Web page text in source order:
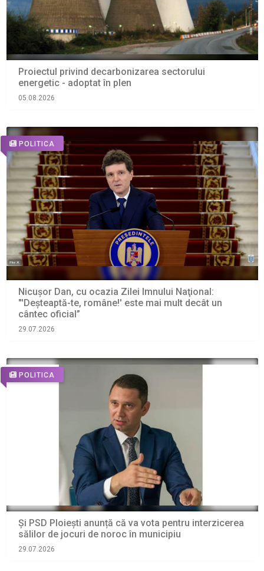
Proiectul privind decarbonizarea sectorului
energetic - adoptat în plen
05.08.2026
POLITICA
Nicușor Dan, cu ocazia Zilei Imnului Naţional:
"'Deşteaptă-te, române!' este mai mult decât un
cântec oficial”
29.07.2026
POLITICA
Și PSD Ploiești anunță că va vota pentru interzicerea
sălilor de jocuri de noroc în municipiu
29.07.2026